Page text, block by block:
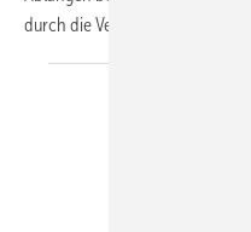
durch die Verringerung